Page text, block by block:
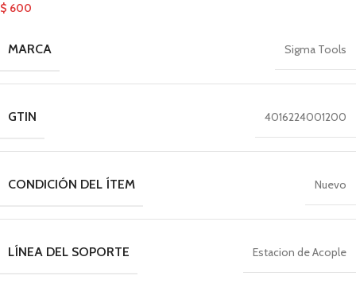
$ 600
MARCA Sigma Tools
GTIN 4016224001200
CONDICIÓN DEL ÍTEM Nuevo
LÍNEA DEL SOPORTE Estacion de Acople